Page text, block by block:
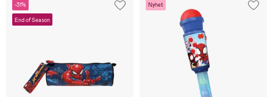
-31%
End of Season
Nyhet